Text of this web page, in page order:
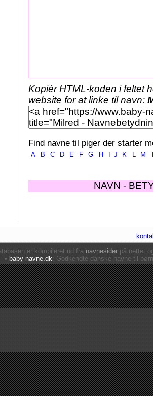
Kopiér HTML-koden i feltet
website for at linke til navn:
Find navne til piger der starter
A B C D E F G H J K L M
NAVN -
er kompileret ud franavnesiderpå nettet
•baby-navne.dk: Godkendte danskenavne til børn